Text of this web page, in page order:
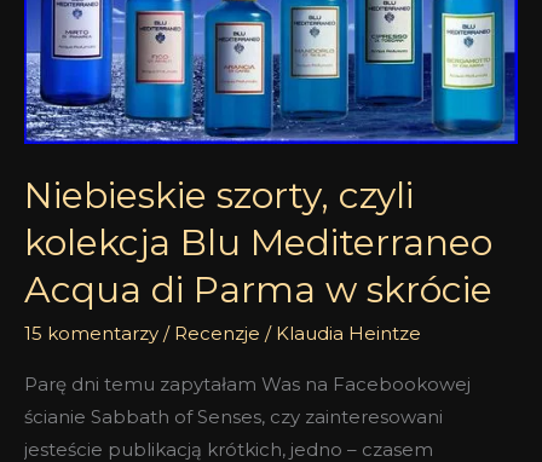
Niebieskie szorty, czyli
kolekcja Blu Mediterraneo
Acqua di Parma w skrócie
15 komentarzy / Recenzje / Klaudia Heintze
Parę dni temu zapytałam Was na Facebookowej
ścianie Sabbath of Senses, czy zainteresowani
jesteście publikacją krótkich, jedno – czasem
kolekcja
Mediterraneo
Acqua
di
w
skrócie